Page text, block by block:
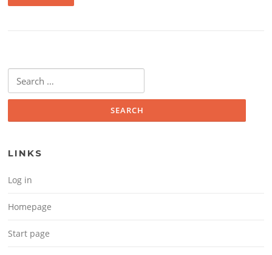
Search for:
LINKS
Log in
Homepage
Start page